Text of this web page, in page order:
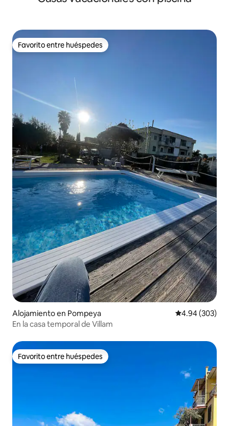
Favorito entre huéspedes
Favorito entre huéspedes
Alojamiento en Pompeya Calificación
4.94 (303)
En la casa temporal de Villam
Favorito entre huéspedes
Favorito entre huéspedes